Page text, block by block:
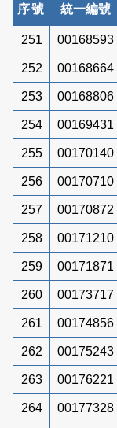
序號 統一編號
251 00168593
252 00168664
253 00168806
254 00169431
255 00170140
256 00170710
257 00170872
258 00171210
259 00171871
260 00173717
261 00174856
262 00175243
263 00176221
264 00177328